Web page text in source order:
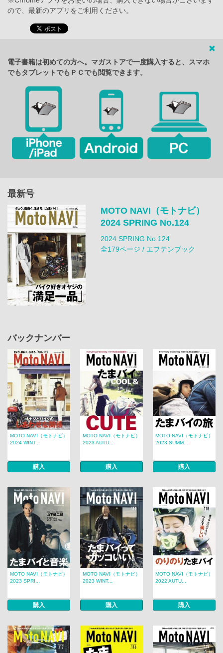
ので、最新のアプリをご利用ください。
電子書籍は初めての方へ。マガストアで一度購入すると、スマホ
でもタブレットでもＰＣでも閲覧できます。
最新号
MOTO NAVI（モトナビ）
2024 SPRING No.124
2024 SPRING No.124
全179ページ / エフテンブック
バックナンバー
MOTO NAVI（モトナビ）
2024 WINT...
購入
MOTO NAVI（モトナビ）
2023 AUTU...
購入
MOTO NAVI（モトナビ）
2023 SUMM...
購入
MOTO NAVI（モトナビ）
2023 SPRI...
購入
MOTO NAVI（モトナビ）
2023 WINT...
購入
MOTO NAVI（モトナビ）
2022 AUTU...
購入